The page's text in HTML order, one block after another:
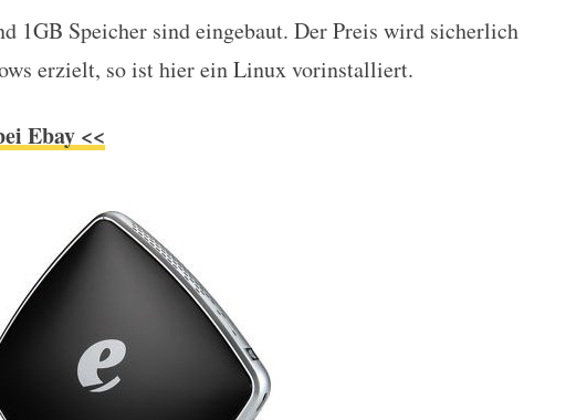
1GB Speicher sind eingebaut. Der Preis wird sicherlich
erzielt, so ist hier ein Linux vorinstalliert.
Ebay <<